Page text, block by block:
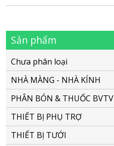
Sản phẩm
Chưa phân loại
NHÀ MÀNG - NHÀ KÍNH
PHÂN BÓN & THUỐC BVTV
THIẾT BỊ PHỤ TRỢ
THIẾT BỊ TƯỚI